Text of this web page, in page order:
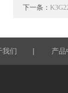
下一条：
我们 | 产品